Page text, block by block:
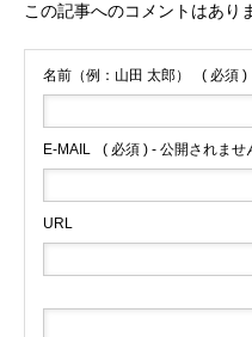
この記事へのコメントはあり
名前（例：山田 太郎） ( 必須 )
E-MAIL ( 必須 ) - 公開されませ
URL